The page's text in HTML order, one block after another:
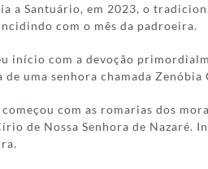
a Santuário, em 2023, o
com o mês da padroeira.
início com a devoção
uma senhora chamada
com as romarias dos
de Nossa Senhora de